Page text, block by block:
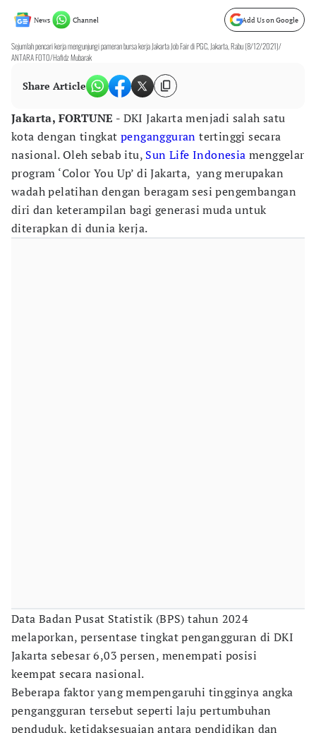
News Channel Add Us on Google
Sejumlah pencari kerja mengunjungi pameran bursa kerja Jakarta Job Fair di PGC, Jakarta, Rabu (8/12/2021)/
ANTARA FOTO/Hafidz Mubarak
Share Article
Jakarta, FORTUNE - DKI Jakarta menjadi salah satu
kota dengan tingkat pengangguran tertinggi secara
nasional. Oleh sebab itu, Sun Life Indonesia menggelar
program ‘Color You Up’ di Jakarta, yang merupakan
wadah pelatihan dengan beragam sesi pengembangan
diri dan keterampilan bagi generasi muda untuk
diterapkan di dunia kerja.
Data Badan Pusat Statistik (BPS) tahun 2024
melaporkan, persentase tingkat pengangguran di DKI
Jakarta sebesar 6,03 persen, menempati posisi
keempat secara nasional.
Beberapa faktor yang mempengaruhi tingginya angka
pengangguran tersebut seperti laju pertumbuhan
penduduk, ketidaksesuaian antara pendidikan dan